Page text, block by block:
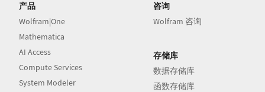
产品
Wolfram|One
Mathematica
AI Access
Compute Services
System Modeler
咨询
Wolfram 咨询
存储库
数据存储库
函数存储库